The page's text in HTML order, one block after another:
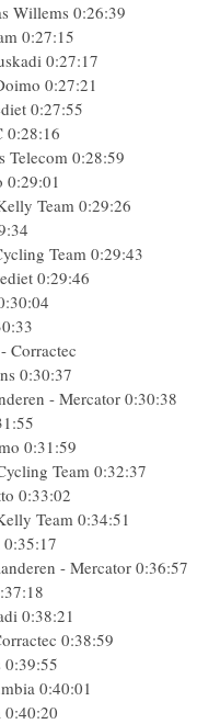
Willems 0:26:39
0:27:15
0:27:17
0:27:21
0:27:55
0:28:16
Telecom 0:28:59
0:29:01
Team 0:29:26
Team 0:29:43
0:29:46
Corractec
0:30:37
- Mercator 0:30:38
0:31:59
Team 0:32:37
0:33:02
Team 0:34:51
- Mercator 0:36:57
0:38:21
0:38:59
0:39:55
0:40:01
0:40:20